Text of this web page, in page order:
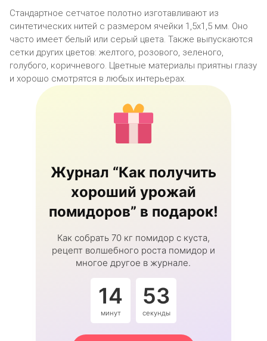
Стандартное сетчатое полотно изготавливают из
синтетических нитей с размером ячейки 1,5х1,5 мм. Оно
часто имеет белый или серый цвета. Также выпускаются
сетки других цветов: желтого, розового, зеленого,
голубого, коричневого. Цветные материалы приятны глазу
и хорошо смотрятся в любых интерьерах.
Журнал “Как получить
хороший урожай
помидоров” в подарок!
Как собрать 70 кг помидор с куста,
рецепт волшебного роста помидор и
многое другое в журнале.
14
минут
53
секунды